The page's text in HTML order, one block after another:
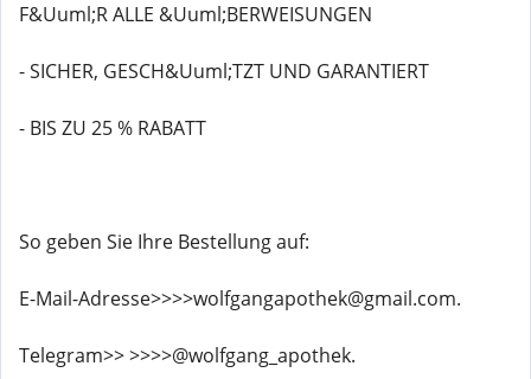
F&Uuml;R ALLE &Uuml;BERWEISUNGEN
- SICHER, GESCH&Uuml;TZT UND GARANTIERT
- BIS ZU 25 % RABATT
So geben Sie Ihre Bestellung auf:
E-Mail-Adresse>>>>wolfgangapothek@gmail.com.
Telegram>> >>>>@wolfgang_apothek.